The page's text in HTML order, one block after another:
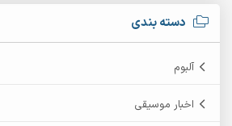
دسته بندی
آلبوم
اخبار موسیقی